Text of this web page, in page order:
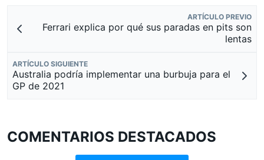
ARTÍCULO PREVIO
Ferrari explica por qué sus paradas en pits son
lentas
ARTÍCULO SIGUIENTE
Australia podría implementar una burbuja para el
GP de 2021
COMENTARIOS DESTACADOS